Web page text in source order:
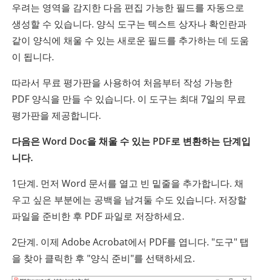
우려는 영역을 감지한 다음 편집 가능한 필드를 자동으로
생성할 수 있습니다. 양식 도구는 텍스트 상자나 확인란과
같이 양식에 채울 수 있는 새로운 필드를 추가하는 데 도움
이 됩니다.
따라서 무료 평가판을 사용하여 처음부터 작성 가능한
PDF 양식을 만들 수 있습니다. 이 도구는 최대 7일의 무료
평가판을 제공합니다.
다음은 Word Doc을 채울 수 있는 PDF로 변환하는 단계입
니다.
1단계. 먼저 Word 문서를 열고 빈 밑줄을 추가합니다. 채
우고 싶은 부분에는 공백을 남겨둘 수도 있습니다. 저장할
파일을 준비한 후 PDF 파일로 저장하세요.
2단계. 이제 Adobe Acrobat에서 PDF를 엽니다. "도구" 탭
을 찾아 클릭한 후 "양식 준비"를 선택하세요.